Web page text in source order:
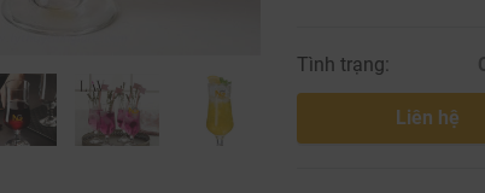
Tình trạng:
Liên hệ